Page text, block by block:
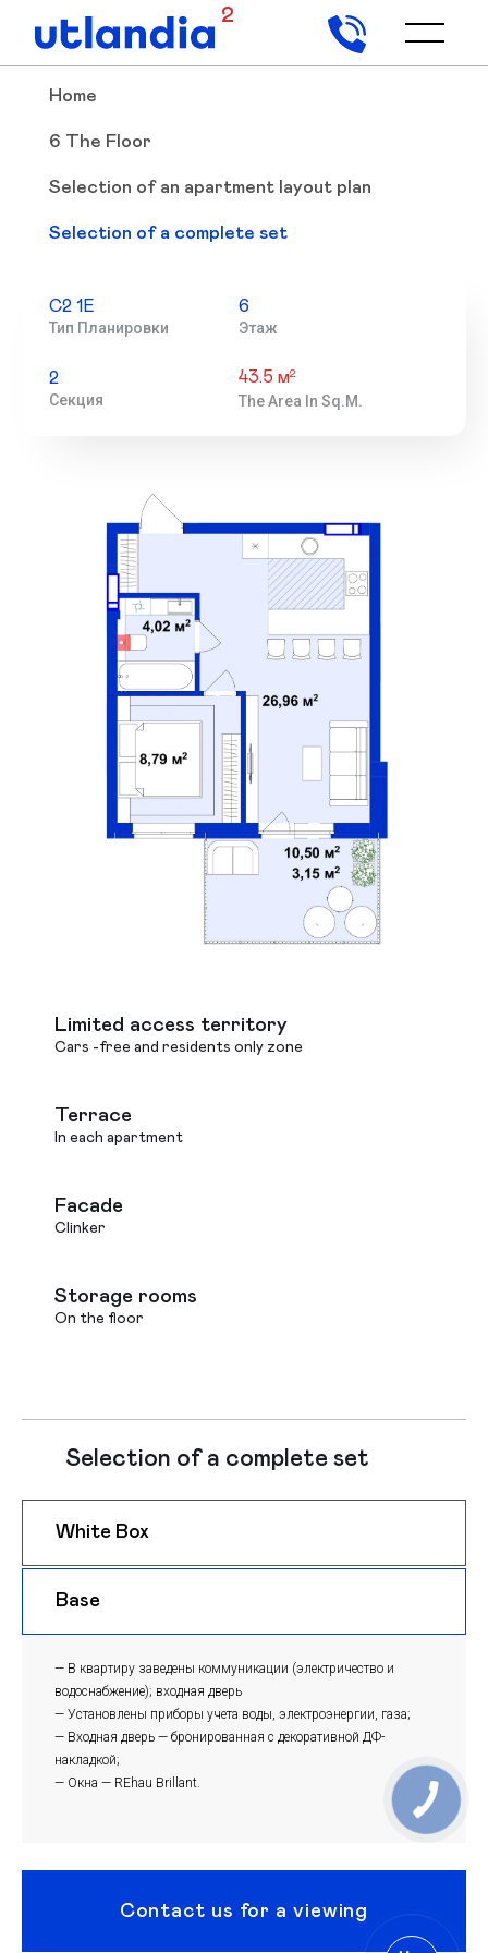
2
Home
6 The Floor
Selection of an apartment layout plan
Selection of a complete set
С2 1Е
Тип Планировки
6
Этаж
2
Секция
43.5 м2
The Area In Sq.m.
Limited access territory
Cars -free and residents only zone
Terrace
In each apartment
Facade
Clinker
Storage rooms
On the floor
Selection of a complete set
White Box
Base
— В квартиру заведены коммуникации (электричество и
водоснабжение); входная дверь
— Установлены приборы учета воды, электроэнергии, газа;
— Входная дверь — бронированная с декоративной ДФ-
накладкой;
— Окна — REhau Brillant.
Contact us for a viewing